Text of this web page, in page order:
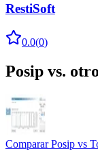
RestiSoft
0.0(0)
Posip vs.
Comparar Posip vs